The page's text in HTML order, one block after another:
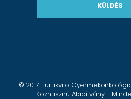
KÜLDÉS
© 2017 Eurakvilo
Közhasznú Alapítvány -